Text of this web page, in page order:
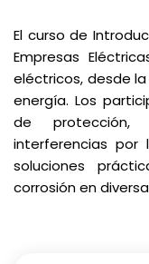
El curso de
Empresas
eléctricos, desde
energía. Los
de protección,
interferencias por
soluciones
corrosión en